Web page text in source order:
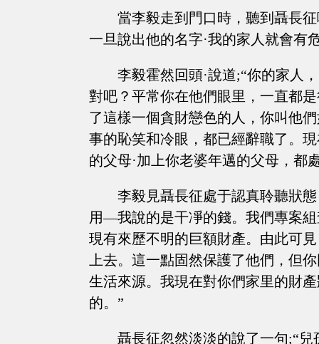
當李毅走到門口時，聽到聶長
一旦說出他的名字·我的家人就會有
李毅霍然回頭·說道;“你的家人
對吧？平常你在他們眼里，一直都
了這樣一個貪財戀色的人，你叫他
事的恥笑和冷眼，都已經辭職了。
的父母·加上你老婆年邁的父母，都
李毅見聶長征處于認真聆聽狀
用—我說的是干凈的錢。我們專案
現有來歷不明的巨額財產。由此可
上去。這一點固然保護了他們，但
生活來源。我現在對你們家里的財
的。”
聶長征忽然淡淡的說了一句;“